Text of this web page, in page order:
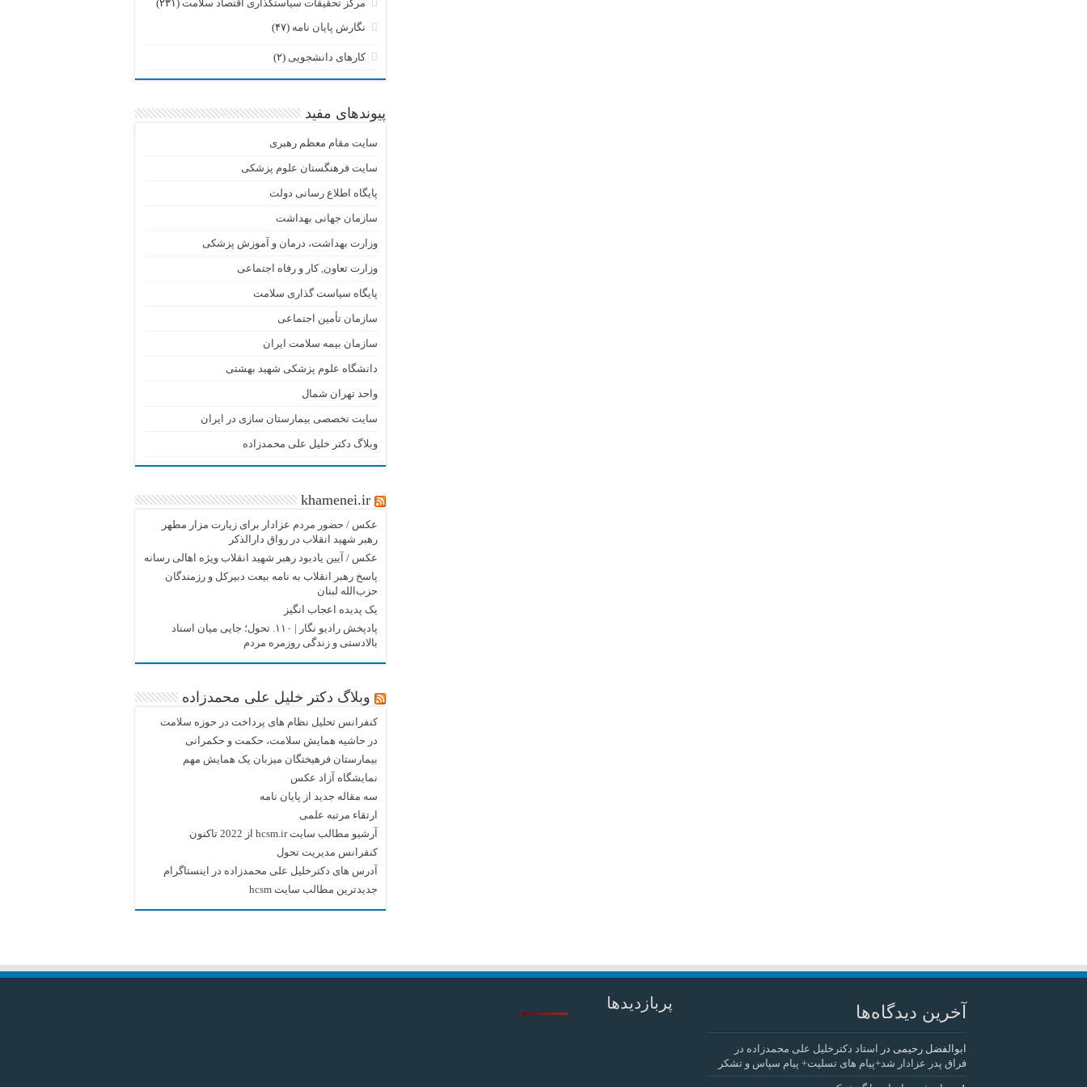
مرکز تحقیقات سیاستگذاری اقتصاد سلامت(۲۳۱)
نگارش پایان نامه (۴۷)
کارهای دانشجویی (۲)
پیوندهای مفید
سایت مقام معظم رهبری
سایت فرهنگستان علوم پزشکی
پایگاه اطلاع رسانی دولت
سازمان جهانی بهداشت
وزارت بهداشت، درمان و آموزش پزشکی
وزارت تعاون, کار و رفاه اجتماعی
پایگاه سیاست گذاری سلامت
سازمان تأمین اجتماعی
سازمان بیمه سلامت ایران
دانشگاه علوم پزشکی شهید بهشتی
واحد تهران شمال
سایت تخصصی بیمارستان سازی در ایران
وبلاگ دکتر خلیل علی محمدزاده
khamenei.ir
عکس / حضور مردم عزادار برای زیارت مزار مطهر
رهبر شهید انقلاب در رواق دارالذکر
عکس / آیین یادبود رهبر شهید انقلاب ویژه اهالی رسانه
پاسخ رهبر انقلاب به نامه بیعت دبیرکل و رزمندگان
حزب‌الله لبنان
یک پدیده اعجاب انگیز
پادپخش رادیو نگار | ۱۱۰. تحول؛ جایی میان اسناد
بالادستی و زندگی روزمره مردم
وبلاگ دکتر خلیل علی محمدزاده
کنفرانس تحلیل نظام های پرداخت در حوزه سلامت
در حاشیه همایش سلامت، حکمت و حکمرانی
بیمارستان فرهیختگان میزبان یک همایش مهم
نمایشگاه آزاد عکس
سه مقاله جدید از پایان نامه
ارتقاء مرتبه علمی
آرشیو مطالب سایت hcsm.ir از 2022 تاکنون
کنفرانس مدیریت تحول
آدرس های دکترخلیل علی محمدزاده در اینستاگرام
جدیدترین مطالب سایت hcsm
آخرین دیدگاه‌ها
ابوالفضل رحیمی در
استاد دکترخلیل علی محمدزاده در
فراق پدر عزادار شد+پیام های تسلیت+ پیام سپاس و تشکر
پربازدیدها